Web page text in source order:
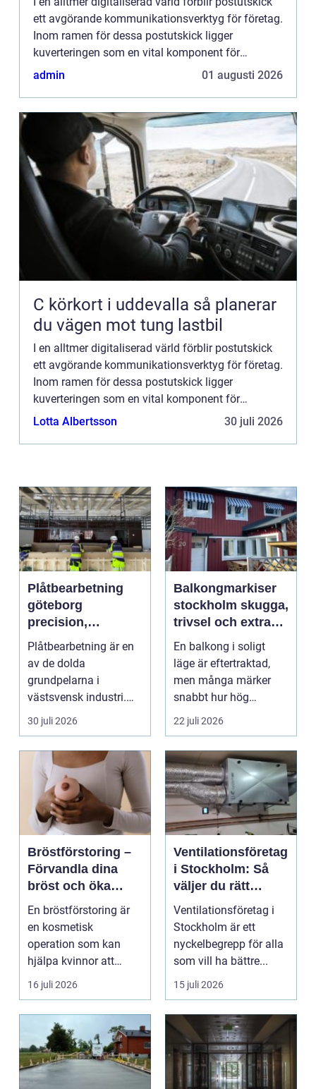
ett avgörande kommunikationsverktyg för företag.
Inom ramen för dessa postutskick ligger
kuverteringen som en vital komponent för
framgångsrik direktmarknad...
admin 01 augusti 2026
C körkort i uddevalla så planerar
du vägen mot tung lastbil
I en alltmer digitaliserad värld förblir postutskick
ett avgörande kommunikationsverktyg för företag.
Inom ramen för dessa postutskick ligger
kuverteringen som en vital komponent för
framgångsrik direktmarknad...
Lotta Albertsson 30 juli 2026
Plåtbearbetning
göteborg
precision,
hållbarhet och
smarta lösningar
Plåtbearbetning är en
av de dolda
grundpelarna i
västsvensk industri.
Allt från marina
30 juli 2026
Balkongmarkiser
stockholm skugga,
trivsel och extra
rum utomhus
En balkong i soligt
läge är eftertraktad,
men många märker
snabbt hur hög
värmen kan bli under
22 juli 2026
Bröstförstoring –
Förvandla dina
bröst och öka
självförtroendet
En bröstförstoring är
en kosmetisk
operation som kan
hjälpa kvinnor att
uppn&ari...
16 juli 2026
Ventilationsföretag
i Stockholm: Så
väljer du rätt
expert på frisk luft
Ventilationsföretag i
Stockholm är ett
nyckelbegrepp för alla
som vill ha bättre...
15 juli 2026